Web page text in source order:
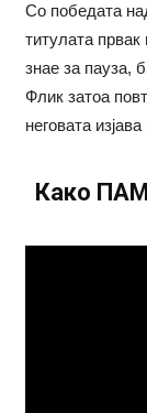
Со победата
титулата
знае за пауза,
Флик затоа
неговата
Како